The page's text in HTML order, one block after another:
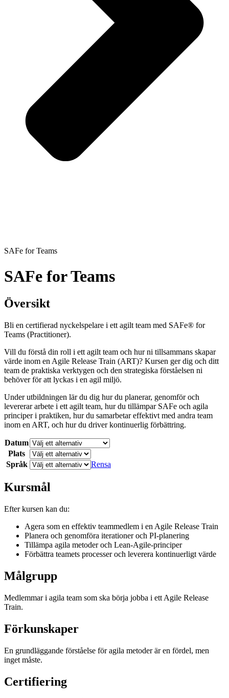
SAFe for Teams
SAFe for Teams
Översikt
Bli en certifierad nyckelspelare i ett agilt team med SAFe® for
Teams (Practitioner).
Vill du förstå din roll i ett agilt team och hur ni tillsammans skapar
värde inom en Agile Release Train (ART)? Kursen ger dig och ditt
team de praktiska verktygen och den strategiska förståelsen ni
behöver för att lyckas i en agil miljö.
Under utbildningen lär du dig hur du planerar, genomför och
levererar arbete i ett agilt team, hur du tillämpar SAFe och agila
principer i praktiken, hur du samarbetar effektivt med andra team
inom en ART, och hur du driver kontinuerlig förbättring.
Datum
Plats
Språk
Rensa
Kursmål
Efter kursen kan du:
Agera som en effektiv teammedlem i en Agile Release Train
Planera och genomföra iterationer och PI-planering
Tillämpa agila metoder och Lean-Agile-principer
Förbättra teamets processer och leverera kontinuerligt värde
Målgrupp
Medlemmar i agila team som ska börja jobba i ett Agile Release
Train.
Förkunskaper
En grundläggande förståelse för agila metoder är en fördel, men
inget måste.
Certifiering